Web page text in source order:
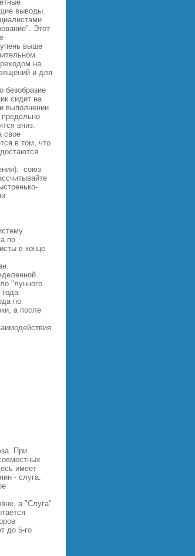
выводы.
Этот
выше
на
и для
безобразие
сидит на
выполнении
предельно
вниз.
свое
в том, что
союз
по
в конце
"лунного
по
а после
При
имеет
- слуга.
а "Слуга"
до 5-го